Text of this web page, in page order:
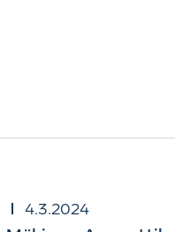
4.3.2024